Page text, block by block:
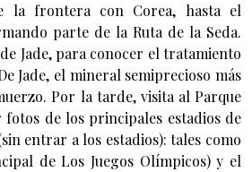
la frontera con Corea, hasta el
parte de la Ruta de la Seda.
Jade, para conocer el tratamiento
Jade, el mineral semiprecioso más
Por la tarde, visita al Parque
de los principales estadios de
entrar a los estadios): tales como
de Los Juegos Olímpicos) y el